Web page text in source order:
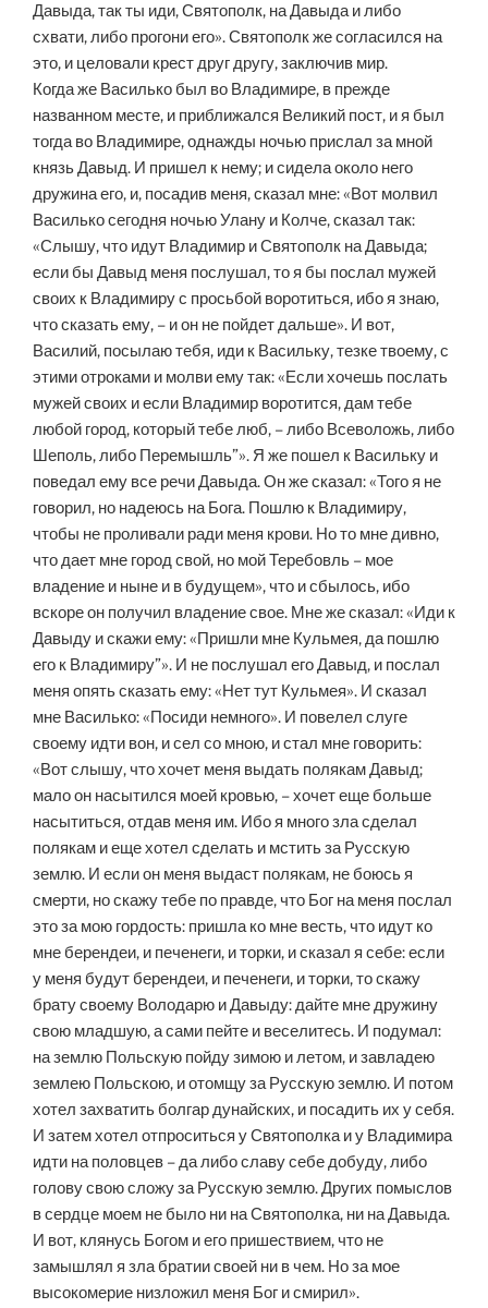
Давыда, так ты иди, Святополк, на Давыда и либо
схвати, либо прогони его». Святополк же согласился на
это, и целовали крест друг другу, заключив мир.
Когда же Василько был во Владимире, в прежде
названном месте, и приближался Великий пост, и я был
тогда во Владимире, однажды ночью прислал за мной
князь Давыд. И пришел к нему; и сидела около него
дружина его, и, посадив меня, сказал мне: «Вот молвил
Василько сегодня ночью Улану и Колче, сказал так:
«Слышу, что идут Владимир и Святополк на Давыда;
если бы Давыд меня послушал, то я бы послал мужей
своих к Владимиру с просьбой воротиться, ибо я знаю,
что сказать ему, – и он не пойдет дальше». И вот,
Василий, посылаю тебя, иди к Васильку, тезке твоему, с
этими отроками и молви ему так: «Если хочешь послать
мужей своих и если Владимир воротится, дам тебе
любой город, который тебе люб, – либо Всеволожь, либо
Шеполь, либо Перемышль”». Я же пошел к Васильку и
поведал ему все речи Давыда. Он же сказал: «Того я не
говорил, но надеюсь на Бога. Пошлю к Владимиру,
чтобы не проливали ради меня крови. Но то мне дивно,
что дает мне город свой, но мой Теребовль – мое
владение и ныне и в будущем», что и сбылось, ибо
вскоре он получил владение свое. Мне же сказал: «Иди к
Давыду и скажи ему: «Пришли мне Кульмея, да пошлю
его к Владимиру”». И не послушал его Давыд, и послал
меня опять сказать ему: «Нет тут Кульмея». И сказал
мне Василько: «Посиди немного». И повелел слуге
своему идти вон, и сел со мною, и стал мне говорить:
«Вот слышу, что хочет меня выдать полякам Давыд;
мало он насытился моей кровью, – хочет еще больше
насытиться, отдав меня им. Ибо я много зла сделал
полякам и еще хотел сделать и мстить за Русскую
землю. И если он меня выдаст полякам, не боюсь я
смерти, но скажу тебе по правде, что Бог на меня послал
это за мою гордость: пришла ко мне весть, что идут ко
мне берендеи, и печенеги, и торки, и сказал я себе: если
у меня будут берендеи, и печенеги, и торки, то скажу
брату своему Володарю и Давыду: дайте мне дружину
свою младшую, а сами пейте и веселитесь. И подумал:
на землю Польскую пойду зимою и летом, и завладею
землею Польскою, и отомщу за Русскую землю. И потом
хотел захватить болгар дунайских, и посадить их у себя.
И затем хотел отпроситься у Святополка и у Владимира
идти на половцев – да либо славу себе добуду, либо
голову свою сложу за Русскую землю. Других помыслов
в сердце моем не было ни на Святополка, ни на Давыда.
И вот, клянусь Богом и его пришествием, что не
замышлял я зла братии своей ни в чем. Но за мое
высокомерие низложил меня Бог и смирил».